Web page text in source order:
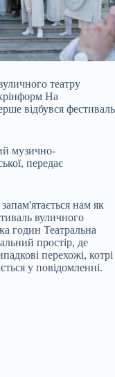
театру
На
відбувся фестиваль
музично-
передає
нам як
вуличного
годин Театральна
простір, де
перехожі, котрі
у повідомленні.